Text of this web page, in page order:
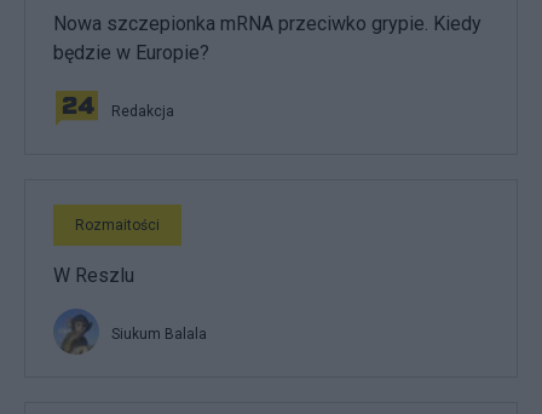
Nowa szczepionka mRNA przeciwko grypie. Kiedy
będzie w Europie?
Redakcja
Rozmaitości
W Reszlu
Siukum Balala